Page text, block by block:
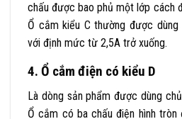
chấu được bao phủ một lớp cách
Ổ cắm kiểu C thường được
với định mức từ 2,5A trở xuống.
4. Ổ cắm điện có kiểu D
Là dòng sản phẩm được dùng
Ổ cắm có ba chấu điện hình